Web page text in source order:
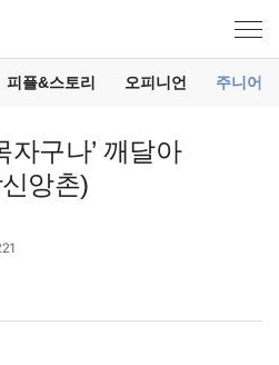
피플&스토리 오피니언 주니어
자구나’ 깨달아
앙촌)